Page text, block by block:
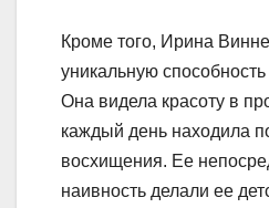
Кроме того, Ирина
уникальную
Она видела красоту в
каждый день находила
восхищения. Ее
наивность делали ее